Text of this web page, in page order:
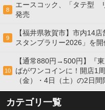
8
エースコック、「タテ型
発売
9
【福井県敦賀市】市内14
スタンプラリー2026」を
10
【通常880円→500円】『
ばがワンコインに！開店1
（金）・4日（土）の2日間
カテゴリ一覧